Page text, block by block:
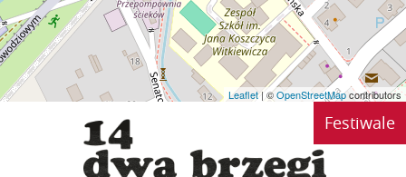
Leaflet| ©OpenStreetMapcontributors
Festiwale